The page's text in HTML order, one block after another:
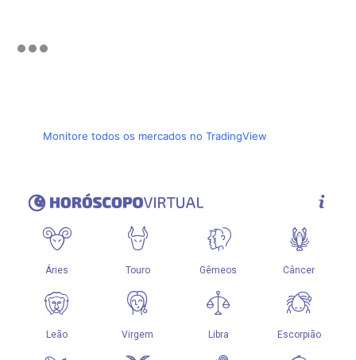
Monitore todos os mercados no TradingView